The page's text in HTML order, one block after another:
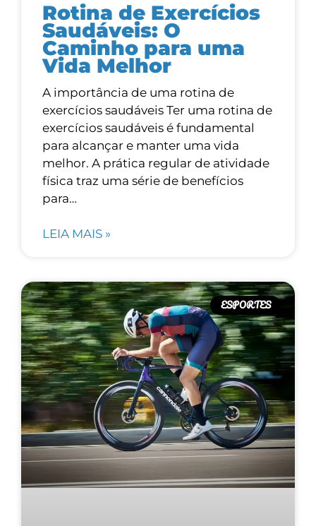
Rotina de Exercícios
Saudáveis: O
Caminho para uma
Vida Melhor
A importância de uma rotina de
exercícios saudáveis Ter uma rotina de
exercícios saudáveis é fundamental
para alcançar e manter uma vida
melhor. A prática regular de atividade
física traz uma série de benefícios
para…
LEIA MAIS »
ESPORTES